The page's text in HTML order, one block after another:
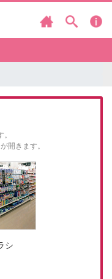
開きます。
シ